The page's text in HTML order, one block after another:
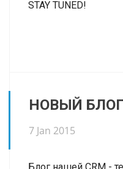
10. Есть механизм
клиентам - теперь
функционален -
STAY TUNED!
НОВЫЙ БЛОГ
7 Jan 2015